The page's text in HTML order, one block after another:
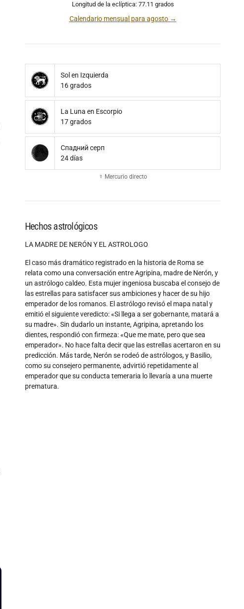
Longitud de la eclíptica: 77.11 grados
Calendario mensual para agosto →
Sol en Izquierda
16 grados
La Luna en Escorpio
17 grados
Спадний серп
24 días
☿ Mercurio directo
Hechos astrológicos
LA MADRE DE NERÓN Y EL ASTROLOGO
El caso más dramático registrado en la historia de Roma se
relata como una conversación entre Agripina, madre de Nerón, y
un astrólogo caldeo. Esta mujer ingeniosa buscaba el consejo de
las estrellas para satisfacer sus ambiciones y hacer de su hijo
emperador de los romanos. El astrólogo revisó el mapa natal y
emitió el siguiente veredicto: «Si llega a ser gobernante, matará a
su madre». Sin dudarlo un instante, Agripina, apretando los
dientes, respondió con firmeza: «Que me mate, pero que sea
emperador». No hace falta decir que las estrellas acertaron en su
predicción. Más tarde, Nerón se rodeó de astrólogos, y Basilio,
como su consejero permanente, advirtió repetidamente al
emperador que su conducta temeraria lo llevaría a una muerte
prematura.